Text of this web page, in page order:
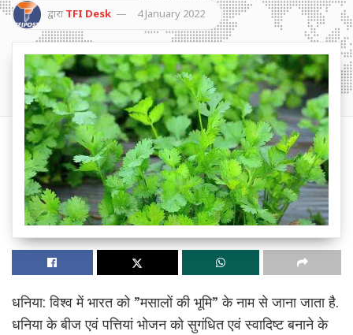
द्वारा TFI Desk 4 January 2022
धनिया: विश्व में भारत को ”मसालों की भूमि” के नाम से जाना जाता है.
धनिया के बीज एवं पत्तियां भोजन को सुगंधित एवं स्वादिष्ट बनाने के